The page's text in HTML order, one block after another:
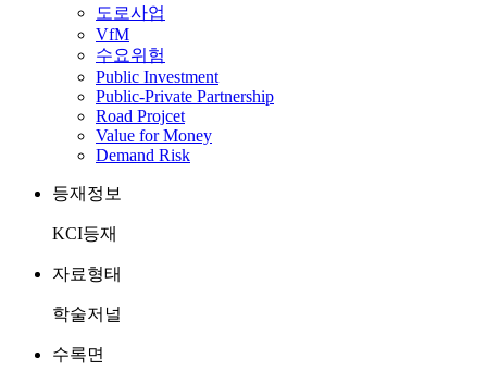
도로사업
VfM
수요위험
Public Investment
Public-Private Partnership
Road Projcet
Value for Money
Demand Risk
등재정보
KCI등재
자료형태
학술저널
수록면